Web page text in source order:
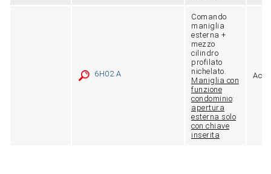
6H02.A
Comando
maniglia
esterna +
mezzo
cilindro
profilato
nichelato.
Maniglia con
funzione
condominio:
apertura
esterna solo
con chiave
inserita